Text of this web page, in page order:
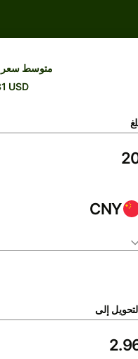
متوسط ​​سعر
USD
CNY
إلى